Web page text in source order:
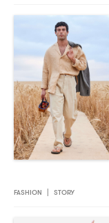
FASHION STORY